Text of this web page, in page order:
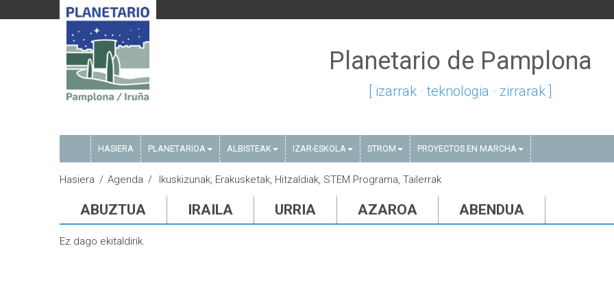
Planetario de Pamplona
[ izarrak · teknologia · zirrarak ]
HASIERA PLANETARIOA ALBISTEAK IZAR-ESKOLA STROM PROYECTOS EN MARCHA
Hasiera Agenda Ikuskizunak, Erakusketak, Hitzaldiak, STEM Programa, Tailerrak
ABUZTUA IRAILA URRIA AZAROA ABENDUA
Ez dago ekitaldirik.